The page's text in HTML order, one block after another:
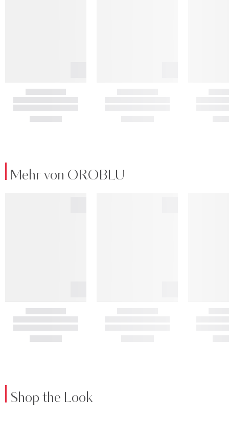
Mehr von OROBLU
Shop the Look